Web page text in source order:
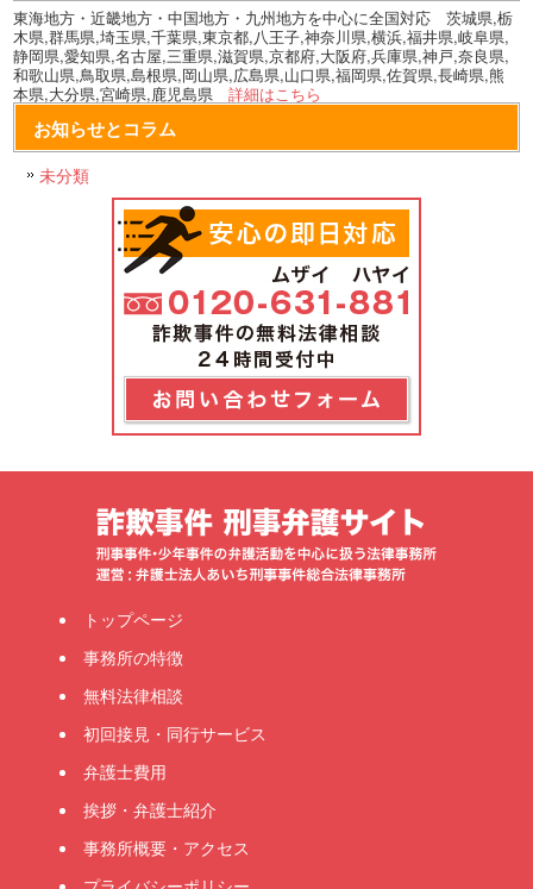
東海地方・近畿地方・中国地方・九州地方を中心に全国対応 茨城県,栃
木県,群馬県,埼玉県,千葉県,東京都,八王子,神奈川県,横浜,福井県,岐阜県,
静岡県,愛知県,名古屋,三重県,滋賀県,京都府,大阪府,兵庫県,神戸,奈良県,
和歌山県,鳥取県,島根県,岡山県,広島県,山口県,福岡県,佐賀県,長崎県,熊
本県,大分県,宮崎県,鹿児島県詳細はこちら
お知らせとコラム
未分類
トップページ
事務所の特徴
無料法律相談
初回接見・同行サービス
弁護士費用
挨拶・弁護士紹介
事務所概要・アクセス